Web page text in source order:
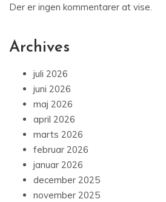
Der er ingen kommentarer at vise.
Archives
juli 2026
juni 2026
maj 2026
april 2026
marts 2026
februar 2026
januar 2026
december 2025
november 2025